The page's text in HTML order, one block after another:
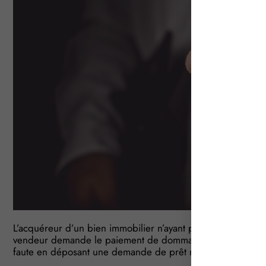
L’acquéreur d’un bien immobilier n’ayant pas pu obtenir
vendeur demande le paiement de dommages-intérêts.
faute en déposant une demande de prêt non-conforme à